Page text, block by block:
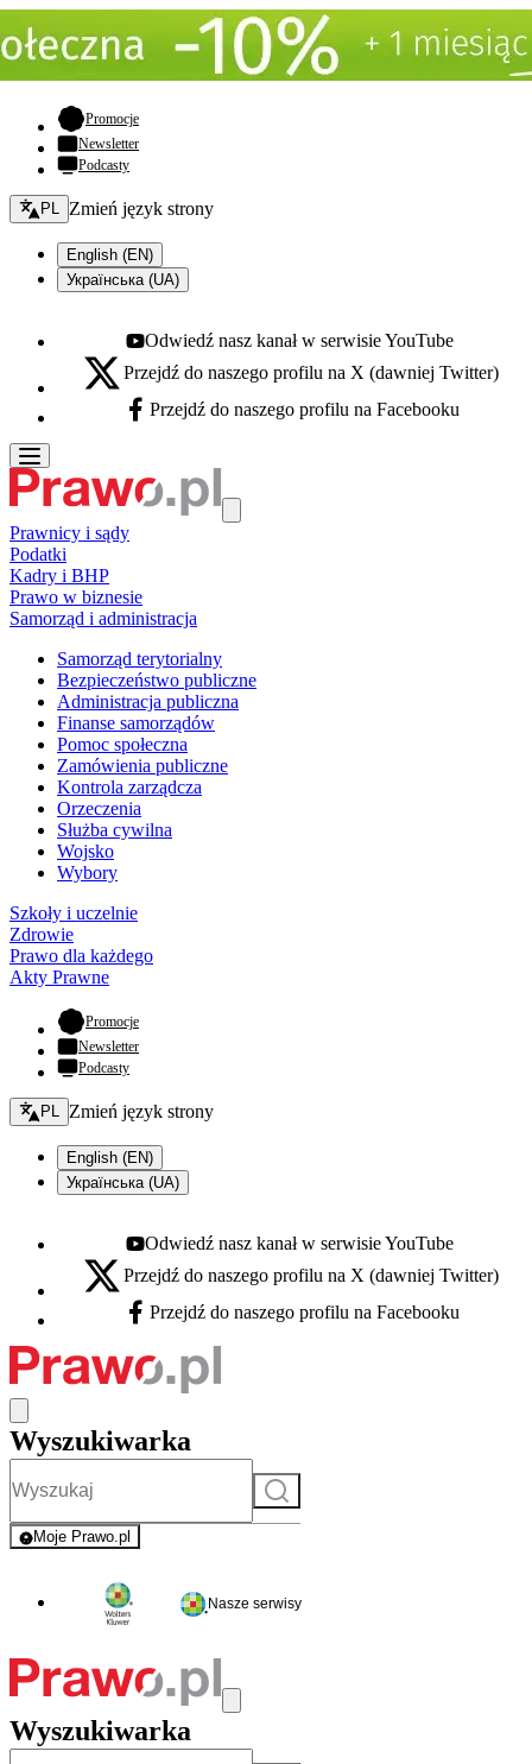
Promocje- otwiera się w nowej karcie
Newsletter
Podcasty
Zmień język - bieżący:
PL Zmień język strony
English (EN)
Українська (UA)
Youtube - otwiera się w nowej karcie
Odwiedź nasz kanał w serwisie YouTube
X - otwiera się w nowej karcie
Przejdź do naszego profilu na X (dawniej Twitter)
Facebook - otwiera się w nowej karcie
Przejdź do naszego profilu na Facebooku
Prawnicy i sądy
Podatki
Kadry i BHP
Prawo w biznesie
Samorząd i administracja
Samorząd terytorialny
Bezpieczeństwo publiczne
Administracja publiczna
Finanse samorządów
Pomoc społeczna
Zamówienia publiczne
Kontrola zarządcza
Orzeczenia
Służba cywilna
Wojsko
Wybory
Szkoły i uczelnie
Zdrowie
Prawo dla każdego
Akty Prawne
Promocje- otwiera się w nowej karcie
Newsletter
Podcasty
Zmień język - bieżący:
PL Zmień język strony
English (EN)
Українська (UA)
Youtube - otwiera się w nowej karcie
Odwiedź nasz kanał w serwisie YouTube
X - otwiera się w nowej karcie
Przejdź do naszego profilu na X (dawniej Twitter)
Facebook - otwiera się w nowej karcie
Przejdź do naszego profilu na Facebooku
Wyszukiwarka
Szukaj
Moje Prawo.pl
- rejestracja i logowanie do serwisu
Nasze serwisy
Wyszukiwarka